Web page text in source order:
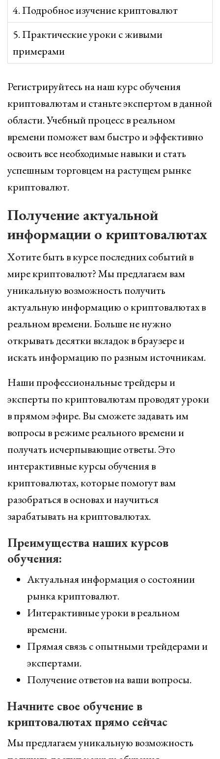
4. Подробное изучение криптовалют
5. Практические уроки с живыми
примерами
Регистрируйтесь на наш курс обучения
криптовалютам и станьте экспертом в данной
области. Учебный процесс в реальном
времени поможет вам быстро и эффективно
освоить все необходимые навыки и стать
успешным торговцем на растущем рынке
криптовалют.
Получение актуальной
информации о криптовалютах
Хотите быть в курсе последних событий в
мире криптовалют? Мы предлагаем вам
уникальную возможность получить
актуальную информацию о криптовалютах в
реальном времени. Больше не нужно
открывать десятки вкладок в браузере и
искать информацию по разным источникам.
Наши профессиональные трейдеры и
эксперты по криптовалютам проводят уроки
в прямом эфире. Вы сможете задавать им
вопросы в режиме реального времени и
получать исчерпывающие ответы. Это
интерактивные курсы обучения в
криптовалютах, которые помогут вам
разобраться в основах и научиться
зарабатывать на криптовалютах.
Преимущества наших курсов
обучения:
Актуальная информация о состоянии
рынка криптовалют.
Интерактивные уроки в реальном
времени.
Прямая связь с опытными трейдерами и
экспертами.
Получение ответов на ваши вопросы.
Начните свое обучение в
криптовалютах прямо сейчас
Мы предлагаем уникальную возможность